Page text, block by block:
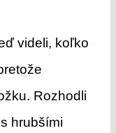
videli, koľko
Rozhodli
s hrubšími